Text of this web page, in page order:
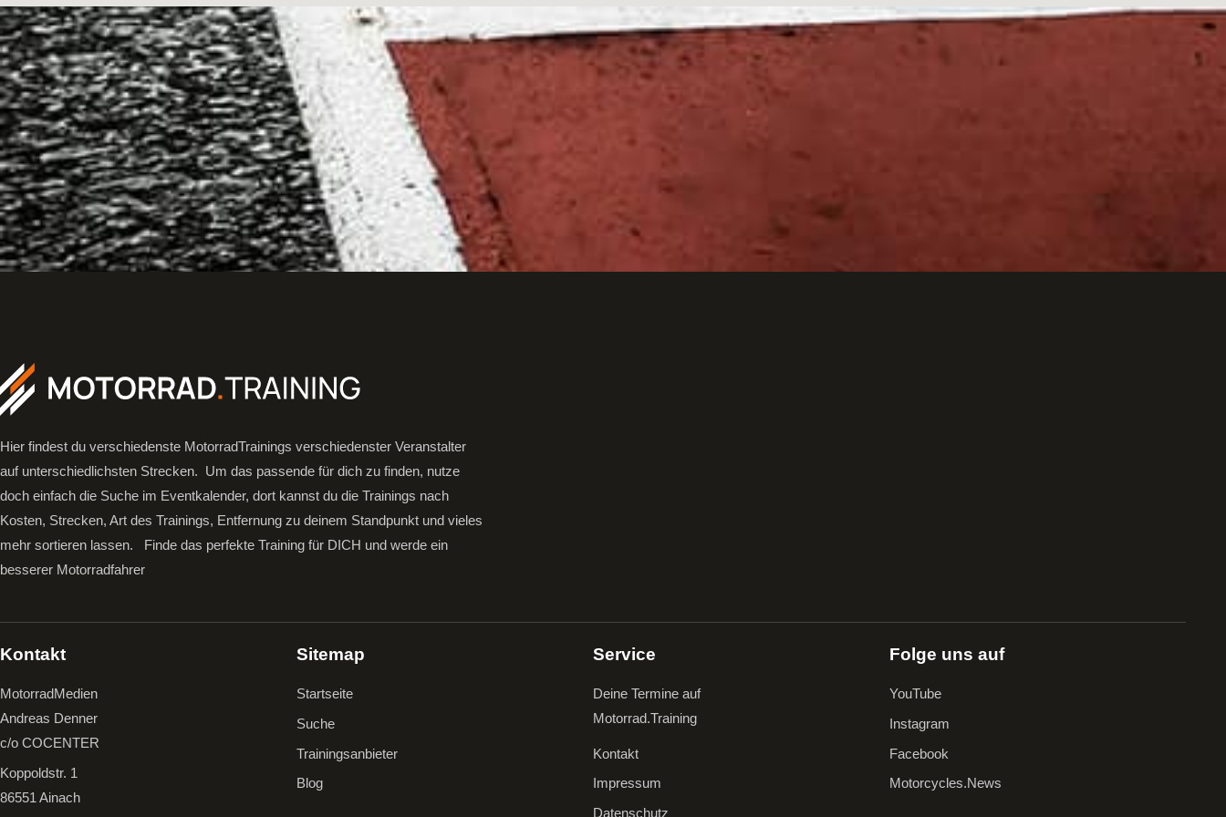
Hier findest du verschiedenste MotorradTrainings verschiedenster Veranstalter
auf unterschiedlichsten Strecken. Um das passende für dich zu finden, nutze
doch einfach die Suche im Eventkalender, dort kannst du die Trainings nach
Kosten, Strecken, Art des Trainings, Entfernung zu deinem Standpunkt und vieles
mehr sortieren lassen. Finde das perfekte Training für DICH und werde ein
besserer Motorradfahrer
Kontakt
MotorradMedien
Andreas Denner
c/o COCENTER
Koppoldstr. 1
86551 Ainach
Sitemap
Startseite
Suche
Trainingsanbieter
Blog
Service
Deine Termine auf
Motorrad.Training
Kontakt
Impressum
Datenschutz
Folge uns auf
YouTube
Instagram
Facebook
Motorcycles.News